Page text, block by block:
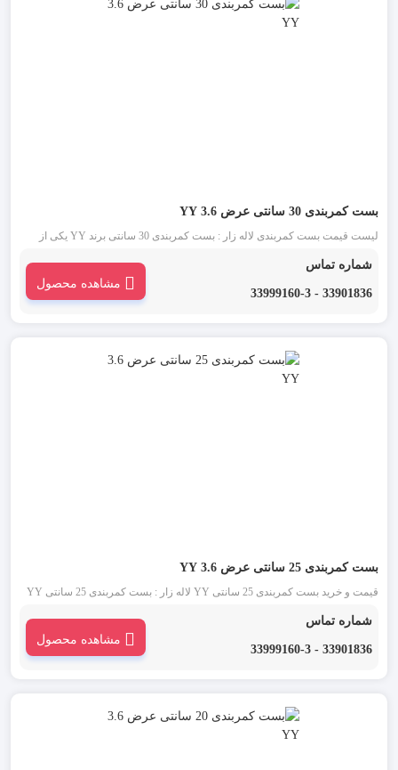
بست کمربندی 30 سانتی عرض 3.6 YY
لیست قیمت بست کمربندی لاله زار : بست کمربندی 30 سانتی برند YY یکی از
کمربندی در دو رنگ بست کمربندی سفید یا بی رنگ و بست کمربندی مشکی موجود
شماره تماس
33901836 - 33999160-3
مشاهده محصول
بست کمربندی 25 سانتی عرض 3.6 YY
قیمت و خرید بست کمربندی 25 سانتی YY لاله زار : بست کمربندی 25 سانتی YY
دسته از بست کمربندی در دو رنگ بست کمربندی سفید یا بی رنگ و بست کمربندی
شماره تماس
33901836 - 33999160-3
مشاهده محصول